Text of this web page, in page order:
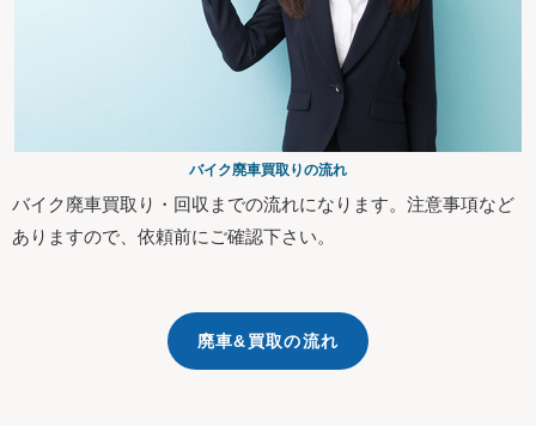
バイク廃車買取りの流れ
バイク廃車買取り・回収までの流れになります。注意事項など
ありますので、依頼前にご確認下さい。
廃車&買取の流れ